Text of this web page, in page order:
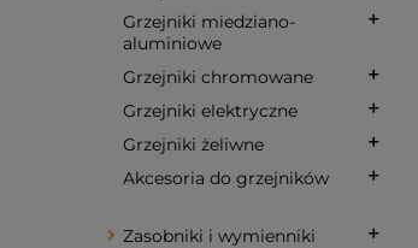
Grzejniki miedziano-
aluminiowe
Grzejniki chromowane
Grzejniki elektryczne
Grzejniki żeliwne
Akcesoria do grzejników
Zasobniki i wymienniki